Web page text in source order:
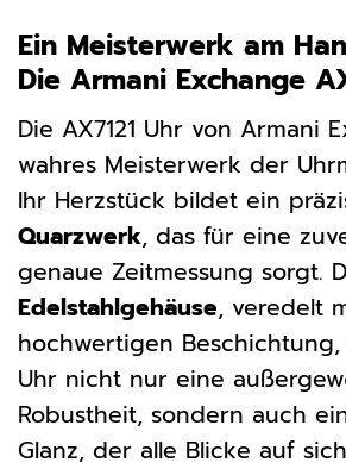
Ein Meisterwerk am
Die Armani Exchange
Die AX7121 Uhr von Armani
wahres Meisterwerk der
Ihr Herzstück bildet ein
Quarzwerk, das für eine
genaue Zeitmessung sorgt.
Edelstahlgehäuse, veredelt
hochwertigen
Uhr nicht nur eine
Robustheit, sondern auch
Glanz, der alle Blicke auf